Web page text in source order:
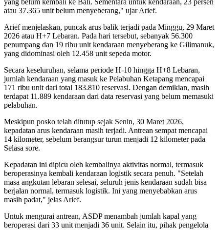
yang belum kembali ke Bali. Sementara untuk kendaraan, 23 persen
atau 37.365 unit belum menyeberang," ujar Arief.
Arief menjelaskan, puncak arus balik terjadi pada Minggu, 29 Maret
2026 atau H+7 Lebaran. Pada hari tersebut, sebanyak 56.300
penumpang dan 19 ribu unit kendaraan menyeberang ke Gilimanuk,
yang didominasi oleh 12.458 unit sepeda motor.
Secara keseluruhan, selama periode H-10 hingga H+8 Lebaran,
jumlah kendaraan yang masuk ke Pelabuhan Ketapang mencapai
171 ribu unit dari total 183.810 reservasi. Dengan demikian, masih
terdapat 11.889 kendaraan dari data reservasi yang belum memasuki
pelabuhan.
Meskipun posko telah ditutup sejak Senin, 30 Maret 2026,
kepadatan arus kendaraan masih terjadi. Antrean sempat mencapai
14 kilometer, sebelum berangsur turun menjadi 12 kilometer pada
Selasa sore.
Kepadatan ini dipicu oleh kembalinya aktivitas normal, termasuk
beroperasinya kembali kendaraan logistik secara penuh. "Setelah
masa angkutan lebaran selesai, seluruh jenis kendaraan sudah bisa
berjalan normal, termasuk logistik. Ini yang menyebabkan arus
masih padat," jelas Arief.
Untuk mengurai antrean, ASDP menambah jumlah kapal yang
beroperasi dari 33 unit menjadi 36 unit. Selain itu, pihak pengelola